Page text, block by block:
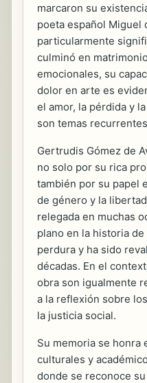
marcaron su
poeta español Miguel
particularmente
culminó en
emocionales, su
dolor en arte es
el amor, la pérdida y
son temas
Gertrudis Gómez de
no solo por su rica
también por su papel
de género y la
relegada en muchas
plano en la historia
perdura y ha sido
décadas. En el
obra son igualmente
a la reflexión sobre
la justicia social.
Su memoria se honra
culturales y
donde se reconoce